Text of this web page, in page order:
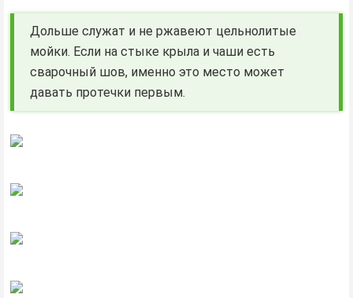
Дольше служат и не ржавеют цельнолитые
мойки. Если на стыке крыла и чаши есть
сварочный шов, именно это место может
давать протечки первым.